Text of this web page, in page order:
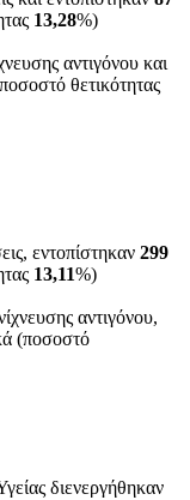
13,28%)
αντιγόνου και
θετικότητας
εντοπίστηκαν 299
13,11%)
αντιγόνου,
(ποσοστό
διενεργήθηκαν